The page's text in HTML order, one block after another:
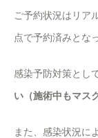
ご予約状況はリア
点で予約済みとな
感染予防対策として
い（施術中もマス
また、感染状況に